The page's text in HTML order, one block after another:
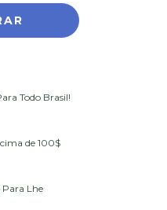
Todo Brasil!
de 100$
Lhe